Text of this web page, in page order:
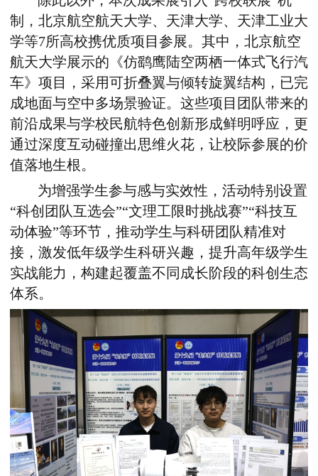
制，北京航空航天大学、天津大学、天津工业大
学等7所高校携优质项目参展。其中，北京航空
航天大学展示的《仿鹞鹰陆空两栖一体式飞行汽
车》项目，采用可折叠翼与倾转旋翼结构，已完
成地面与空中多场景验证。这些项目团队带来的
前沿成果与学校民航特色创新形成鲜明呼应，更
通过深度互动碰撞出思维火花，让校际参展的价
值落地生根。
为增强学生参与感与实效性，活动特别设置
“科创团队互选会”“文理工限时挑战赛”“科技互
动体验”等环节，推动学生与科研团队精准对
接，激发低年级学生科研兴趣，提升高年级学生
实战能力，构建起覆盖不同成长阶段的科创生态
体系。